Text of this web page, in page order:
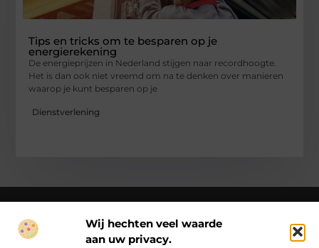
Wij hechten veel waarde
aan uw privacy.
Tips en tricks om te besparen op je
energierekening
De energieprijzen in Nederland stijgen naar recordhoogte.
Het is dan ook niet vreemd om na te denken over manieren
waarop je kunt besparen op je
Dienstverlening
Over Ck Producties